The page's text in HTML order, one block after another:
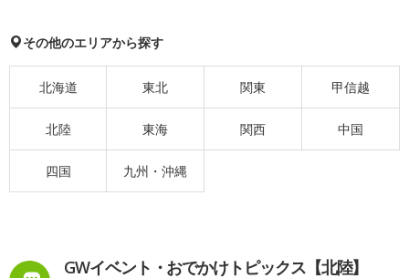
その他のエリアから探す
北海道 東北 関東 甲信越
北陸 東海 関西 中国
四国 九州・沖縄
GWイベント・おでかけトピックス【北陸】